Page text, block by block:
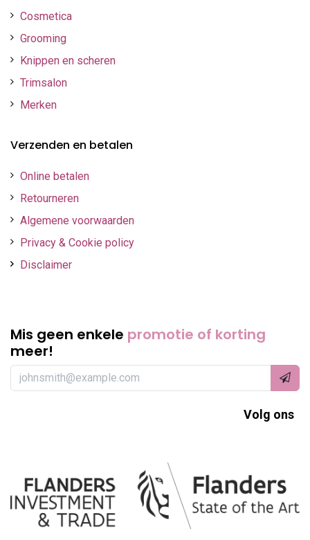
Cosmetica
Grooming
Knippen en scheren
Trimsalon
Merken
Verzenden en betalen
Online betalen
Retourneren
Algemene voorwaarden
Privacy & Cookie policy
Disclaimer
Mis geen enkele promotie of korting
meer!
Volg ons